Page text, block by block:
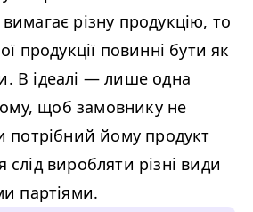
різну продукцію, то
продукції повинні бути як
ідеалі —лише одна
щоб замовнику не
потрібний йому продукт
виробляти різні види
партіями.